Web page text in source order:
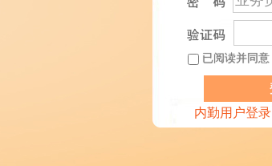
已阅读并同意
内勤用户登录